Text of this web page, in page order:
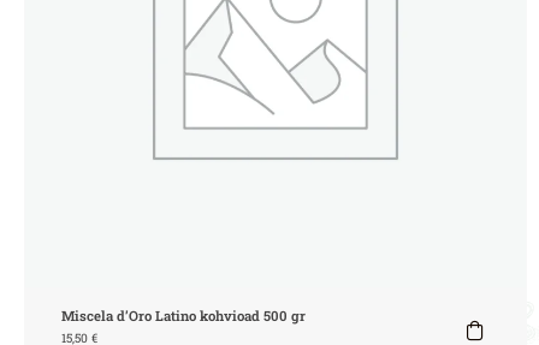
Miscela d’Oro Latino kohvioad 500 gr
15,50 €